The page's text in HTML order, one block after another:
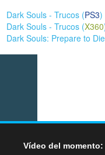
Dark Souls - Trucos (PS3)
Dark Souls - Trucos (X360
Dark Souls: Prepare to
Vídeo del momento: